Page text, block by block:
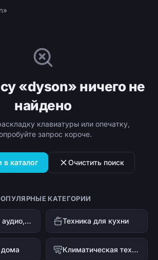
«dyson» ничего не
найдено
клавиатуры или опечатку,
запрос короче.
в каталог Очистить поиск
КАТЕГОРИИ
Телевизоры, аудио, видео Техника для кухни
дома Климатическая техника